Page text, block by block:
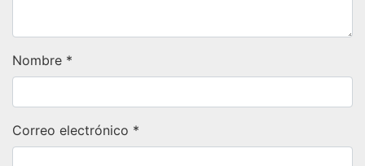
Nombre *
Correo electrónico *